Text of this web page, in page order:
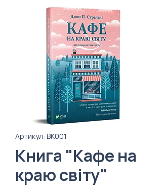
Артикул: BK001
Книга "Кафе на
краю світу"